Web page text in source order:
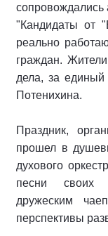
сопровождались
"Кандидаты от
реально
граждан.
дела, за единый
Потенихина.
Праздник,
прошел в
духового
песни своих
дружеским
перспективы